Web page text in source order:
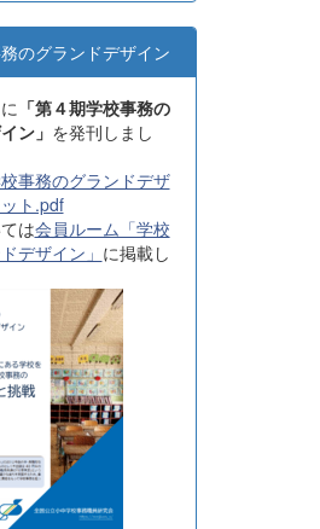
のグランドデザイン
「第４期学校事務の
ン」 を発刊しまし
事務のグランドデザ
ト.pdf
は会員ルーム「学校
デザイン」 に掲載し